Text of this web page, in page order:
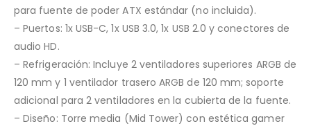
para fuente de poder ATX estándar (no incluida).
– Puertos: 1x USB-C, 1x USB 3.0, 1x USB 2.0 y conectores de
audio HD.
– Refrigeración: Incluye 2 ventiladores superiores ARGB de
120 mm y 1 ventilador trasero ARGB de 120 mm; soporte
adicional para 2 ventiladores en la cubierta de la fuente.
– Diseño: Torre media (Mid Tower) con estética gamer